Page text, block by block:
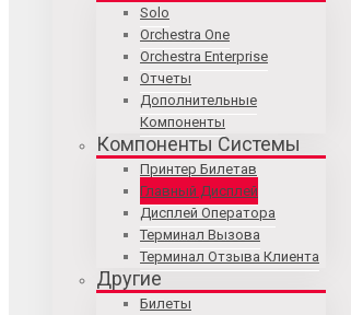
Solo
Orchestra One
Orchestra Enterprise
Отчеты
Дополнительные
Компоненты
Компоненты Системы
Принтер Билетав
Главный Дисплей
Дисплей Оператора
Терминал Вызова
Терминал Отзыва Клиента
Другие
Билеты